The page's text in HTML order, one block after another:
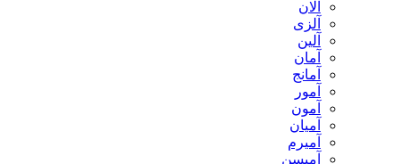
آلان
آلزی
آلین
آمان
آمانج
آمور
آمون
آمیان
آمیرم
آمیسن